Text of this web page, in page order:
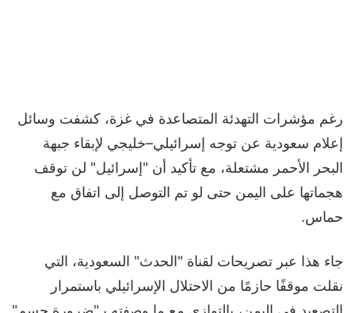
رغم مؤشرات التهدئة المتصاعدة في غزة، كشفت وسائل
إعلام سعودية عن توجه إسرائيلي–خليجي لإبقاء جبهة
البحر الأحمر مشتعلة، مع تأكيد أن "إسرائيل" لن توقف
هجماتها على اليمن حتى لو تم التوصل إلى اتفاق مع
حماس.
جاء هذا عبر تصريحات لقناة "الحدث" السعودية، التي
نقلت موقفًا حازمًا من الاحتلال الإسرائيلي باستمرار